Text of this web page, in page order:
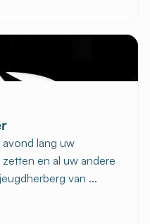
lang uw
en al uw andere
van ...